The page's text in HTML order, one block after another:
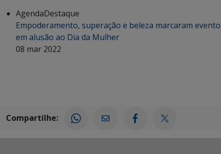
AgendaDestaque
Empoderamento, superação e beleza marcaram evento
em alusão ao Dia da Mulher
08 mar 2022
Compartilhe: